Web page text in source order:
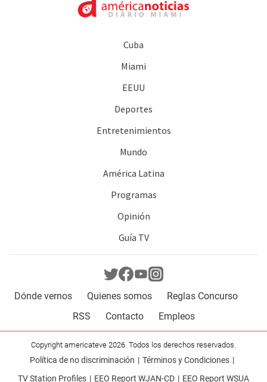
Cuba
Miami
EEUU
Deportes
Entretenimientos
Mundo
América Latina
Programas
Opinión
Guía TV
Dónde vernos Quienes somos
Reglas Concurso
RSS
Contacto Empleos
Copyright americateve 2026. Todos los derechos reservados.
Política de no discriminación
Términos y Condiciones
TV Station Profiles
EEO Report WJAN-CD EEO Report WSUA